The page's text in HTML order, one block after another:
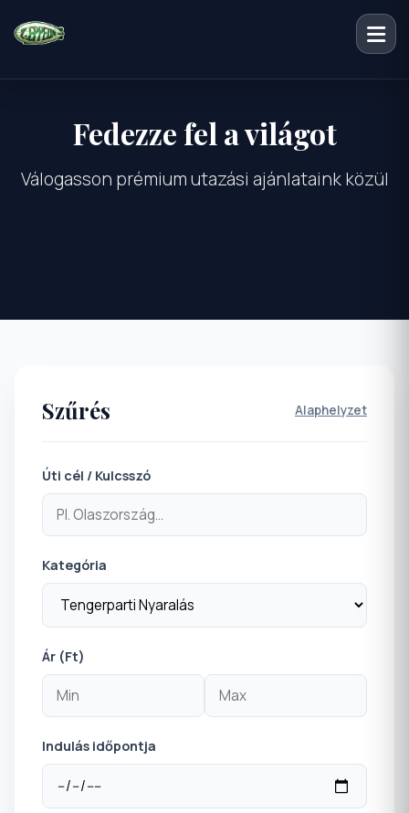
Fedezze fel a világot
Válogasson prémium utazási ajánlataink közül
Szűrés Alaphelyzet
Úti cél / Kulcsszó
Kategória
Ár (Ft)
Indulás időpontja